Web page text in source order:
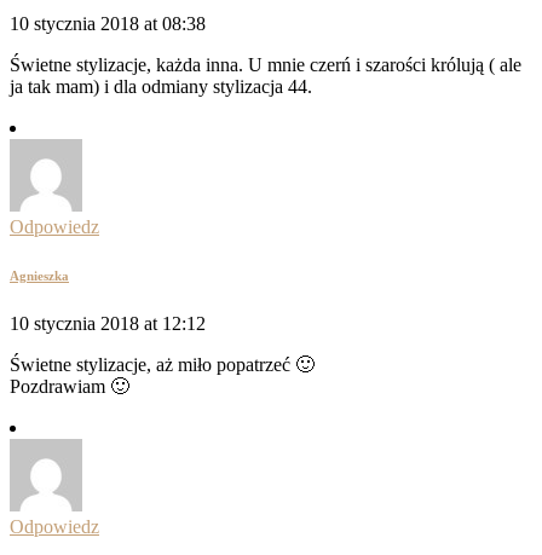
10 stycznia 2018 at 08:38
Świetne stylizacje, każda inna. U mnie czerń i szarości królują ( ale
ja tak mam) i dla odmiany stylizacja 44.
Odpowiedz
Agnieszka
10 stycznia 2018 at 12:12
Świetne stylizacje, aż miło popatrzeć 🙂
Pozdrawiam 🙂
Odpowiedz